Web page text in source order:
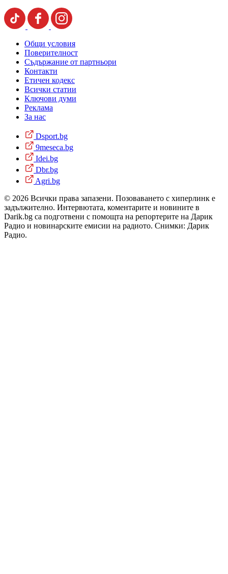
Общи условия
Поверителност
Съдържание от партньори
Контакти
Етичен кодекс
Всички статии
Ключови думи
Реклама
За нас
Dsport.bg
9meseca.bg
Idei.bg
Dbr.bg
Agri.bg
© 2026 Всички права запазени. Позоваването с хиперлинк е
задължително. Интервютата, коментарите и новините в
Darik.bg са подготвени с помощта на репортерите на Дарик
Радио и новинарските емисии на радиото. Снимки: Дарик
Радио.